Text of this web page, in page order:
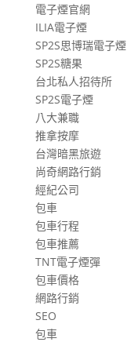
電子煙官網
ILIA電子煙
SP2S思博瑞電子煙
SP2S糖果
台北私人招待所
SP2S電子煙
八大兼職
推拿按摩
台灣暗黑旅遊
尚奇網路行銷
經紀公司
包車
包車行程
包車推薦
TNT電子煙彈
包車價格
網路行銷
SEO
包車